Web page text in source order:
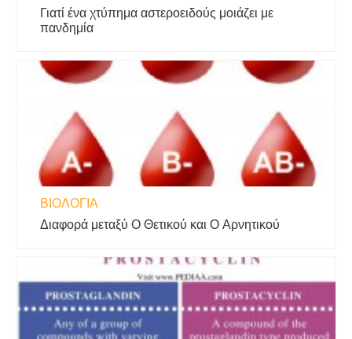
Γιατί ένα χτύπημα αστεροειδούς μοιάζει με
πανδημία
ΒΙΟΛΟΓΊΑ
Διαφορά μεταξύ O Θετικού και O Αρνητικού